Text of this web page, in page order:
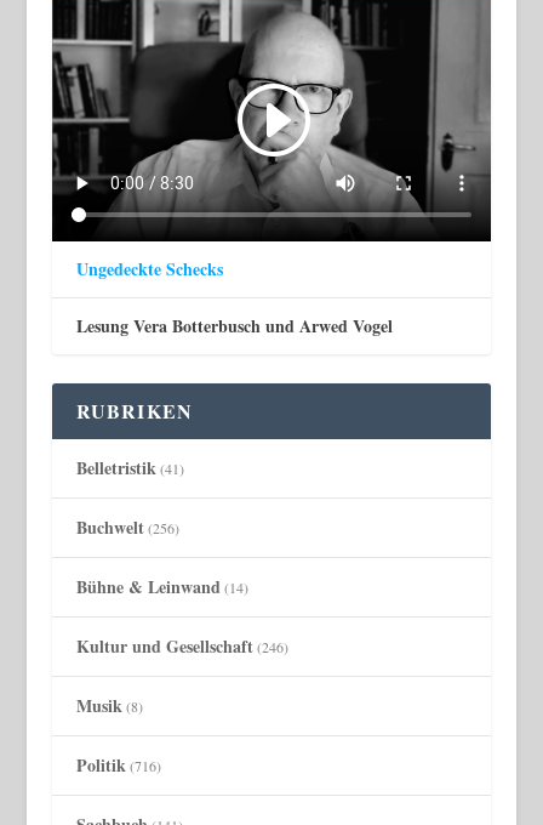
Ungedeckte Schecks
Lesung Vera Botterbusch und Arwed Vogel
RUBRIKEN
Belletristik (41)
Buchwelt(256)
Bühne & Leinwand (14)
Kultur und Gesellschaft(246)
Musik (8)
Politik (716)